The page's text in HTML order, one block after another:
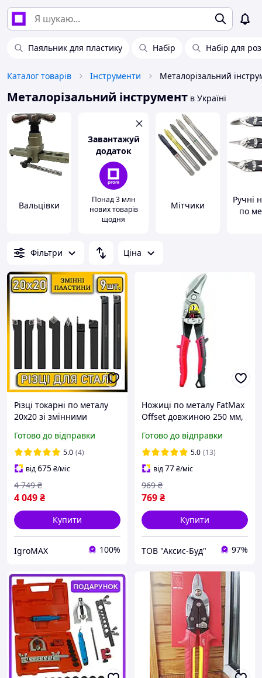
Паяльник для пластику Набір Набір для
Каталог товарів Інструменти Металорізальний
Металорізальний інструмент в Україні
Вальцівки
Завантажуй
додаток
Понад 3 млн
нових товарів
щодня
Мітчики
Ручні
по
Фільтри Ціна
Різці токарні по металу
20х20 зі змінними
токарних різців 20 мм для
токарного верстата
державки токарні
Готово до відправки
5.0 (4)
від675₴/міс
4 049₴
4 749 ₴
Купити
IgroMAX 100%
Ножиці по металу FatMax
Offset довжиною 250 мм,
Готово до відправки
5.0 (13)
від77₴/міс
769₴
969 ₴
Купити
ТОВ "Аксис-Буд" 97%